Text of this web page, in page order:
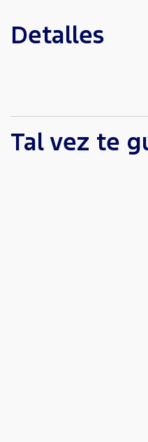
Detalles
Tal vez te